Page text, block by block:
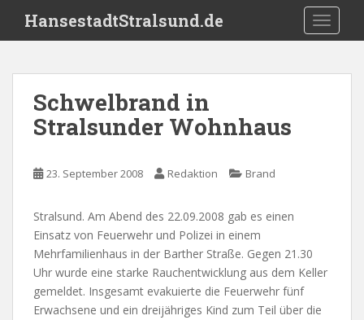
i
HansestadtStralsund.de
Schwelbrand in
Stralsunder Wohnhaus
23. September 2008 Redaktion Brand
Stralsund. Am Abend des 22.09.2008 gab es einen
Einsatz von Feuerwehr und Polizei in einem
Mehrfamilienhaus in der Barther Straße. Gegen 21.30
Uhr wurde eine starke Rauchentwicklung aus dem Keller
gemeldet. Insgesamt evakuierte die Feuerwehr fünf
Erwachsene und ein dreijähriges Kind zum Teil über die